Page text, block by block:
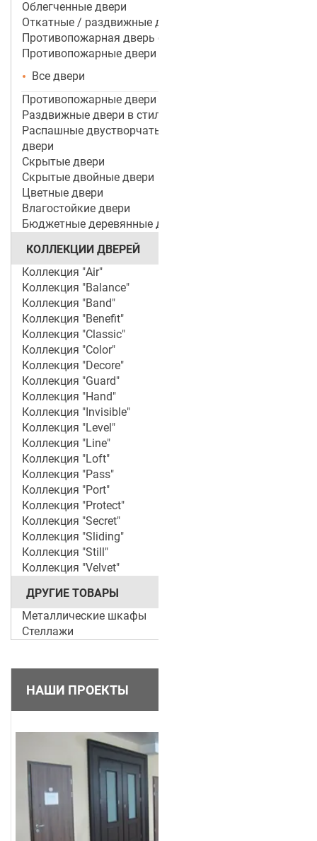
Облегченные двери
Откатные / раздвижные двери
Противопожарная дверь со стеклом
Противопожарные двери
Все двери
Противопожарные двери ei 60
Раздвижные двери в стиле лофт
Распашные двустворчатые межкомнатные
двери
Скрытые двери
Скрытые двойные двери
Цветные двери
Влагостойкие двери
Бюджетные деревянные двери
КОЛЛЕКЦИИ ДВЕРЕЙ
Коллекция "Air"
Коллекция "Balance"
Коллекция "Band"
Коллекция "Benefit"
Коллекция "Classic"
Коллекция "Color"
Коллекция "Decore"
Коллекция "Guard"
Коллекция "Hand"
Коллекция "Invisible"
Коллекция "Level"
Коллекция "Line"
Коллекция "Loft"
Коллекция "Pass"
Коллекция "Port"
Коллекция "Protect"
Коллекция "Secret"
Коллекция "Sliding"
Коллекция "Still"
Коллекция "Velvet"
ДРУГИЕ ТОВАРЫ
Металлические шкафы
Стеллажи
НАШИ ПРОЕКТЫ